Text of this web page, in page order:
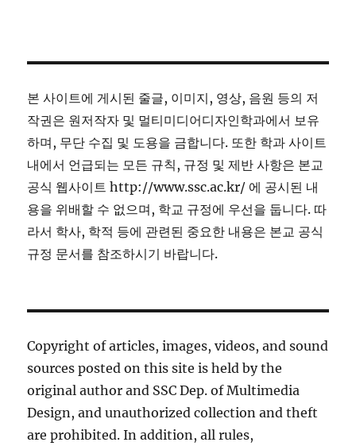
본 사이트에 게시된 줄글, 이미지, 영상, 음원 등의 저
작권은 원저작자 및 멀티미디어디자인학과에서 보유
하며, 무단 수집 및 도용을 금합니다. 또한 학과 사이트
내에서 언급되는 모든 규칙, 규정 및 제반 사항은 본교
공식 웹사이트 http://www.ssc.ac.kr/ 에 공시된 내
용을 위배할 수 없으며, 학교 규정에 우선을 둡니다. 따
라서 학사, 학적 등에 관련된 중요한 내용은 본교 공식
규정 문서를 참조하시기 바랍니다.
Copyright of articles, images, videos, and sound
sources posted on this site is held by the
original author and SSC Dep. of Multimedia
Design, and unauthorized collection and theft
are prohibited. In addition, all rules,